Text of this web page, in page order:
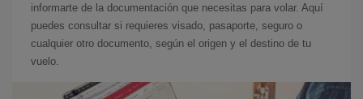
informarte de la documentación que necesitas para volar. Aquí
puedes consultar si requieres visado, pasaporte, seguro o
cualquier otro documento, según el origen y el destino de tu
vuelo.